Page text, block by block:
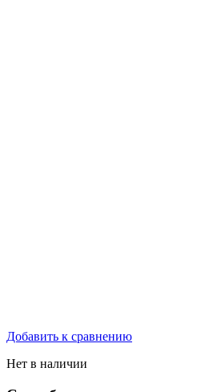
Добавить к сравнению
Нет в наличии